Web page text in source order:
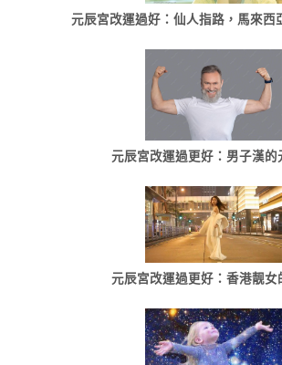
元辰宮改運過好：仙人指路，馬來西
元辰宮改運過更好：男子漢的
元辰宮改運過更好：香港靓女